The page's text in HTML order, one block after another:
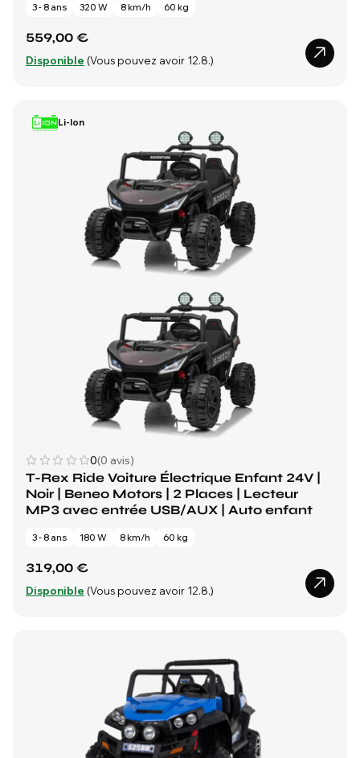
3 - 8 ans 320 W 8 km/h 60 kg
559,00 €
Disponible (Vous pouvez avoir 12.8.)
Li-Ion
0(0 avis)
T-Rex Ride Voiture Électrique Enfant 24V |
Noir | Beneo Motors | 2 Places | Lecteur
MP3 avec entrée USB/AUX | Auto enfant
3 - 8 ans 180 W 8 km/h 60 kg
319,00 €
Disponible (Vous pouvez avoir 12.8.)